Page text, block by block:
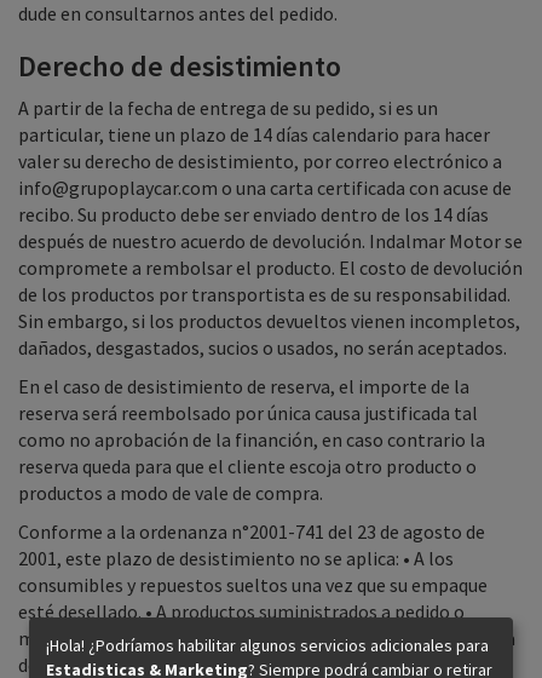
dude en consultarnos antes del pedido.
Derecho de desistimiento
A partir de la fecha de entrega de su pedido, si es un
particular, tiene un plazo de 14 días calendario para hacer
valer su derecho de desistimiento, por correo electrónico a
info@grupoplaycar.com o una carta certificada con acuse de
recibo. Su producto debe ser enviado dentro de los 14 días
después de nuestro acuerdo de devolución. Indalmar Motor se
compromete a rembolsar el producto. El costo de devolución
de los productos por transportista es de su responsabilidad.
Sin embargo, si los productos devueltos vienen incompletos,
dañados, desgastados, sucios o usados, no serán aceptados.
En el caso de desistimiento de reserva, el importe de la
reserva será reembolsado por única causa justificada tal
como no aprobación de la financión, en caso contrario la
reserva queda para que el cliente escoja otro producto o
productos a modo de vale de compra.
Conforme a la ordenanza n°2001-741 del 23 de agosto de
2001, este plazo de desistimiento no se aplica: • A los
consumibles y repuestos sueltos una vez que su empaque
esté desellado. • A productos suministrados a pedido o
marcados como tal. • A pedidos especiales (referencias fuera
de catálogo). • Reservas.
¡Hola! ¿Podríamos habilitar algunos servicios adicionales para
Estadisticas & Marketing? Siempre podrá cambiar o retirar